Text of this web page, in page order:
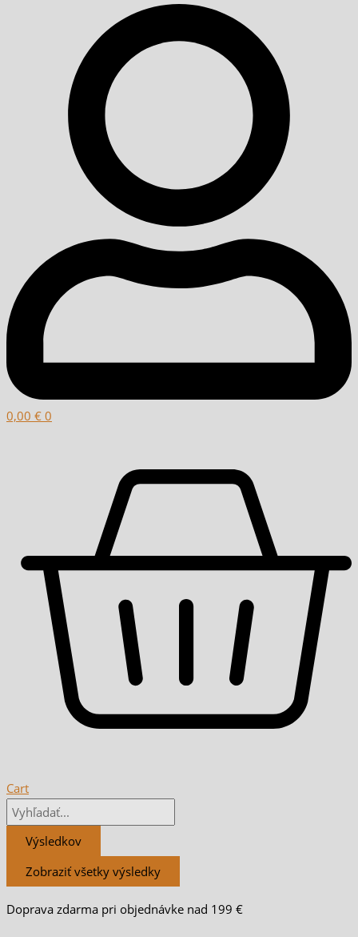
0,00 € 0
Cart
Výsledkov
Zobraziť všetky výsledky
Doprava zdarma pri objednávke nad 199 €